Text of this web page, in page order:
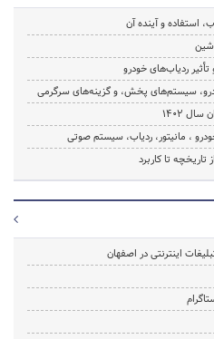
استفاده و آینده آن
ردیاب‌های خودرو
1402
، مانیتور، ردیاب، سیستم صوتی
تا کاربرد
اینترنتی در اصفهان